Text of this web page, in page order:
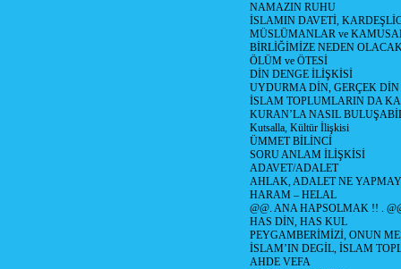
NAMAZIN RUHU
İSLAMIN DAVETİ,
MÜSLÜMANLAR ve
BİRLİĞİMİZE NEDEN
ÖLÜM ve ÖTESİ
DİN DENGE İLİŞKİSİ
UYDURMA DİN, GERÇEK DİN
İSLAM TOPLUMLARIN DA
KURAN’LA NASIL
Kutsalla, Kültür İlişkisi
ÜMMET BİLİNCİ
SORU ANLAM İLİŞKİSİ
ADAVET/ADALET
AHLAK, ADALET NE
HARAM – HELAL
@@. ANA HAPSOLMAK !! .
HAS DİN, HAS KUL
PEYGAMBERİMİZİ, ONUN
İSLAM’IN DEGİL, İSLAM
AHDE VEFA